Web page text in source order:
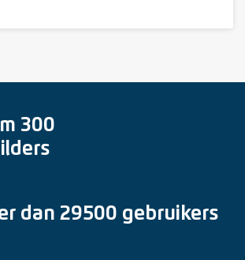
300
dan 29500 gebruikers